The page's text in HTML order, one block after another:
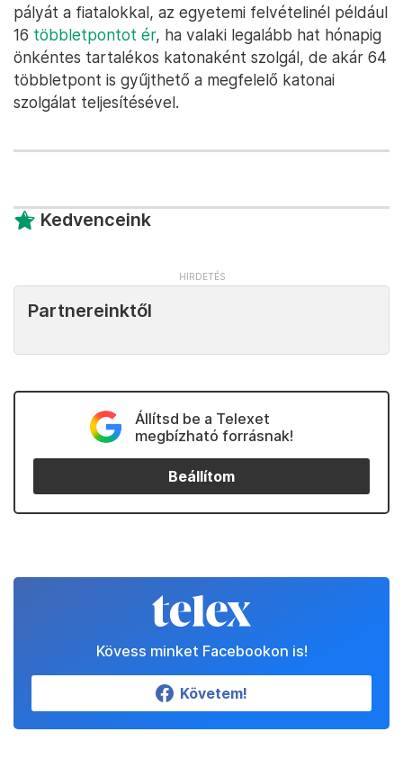
pályát a fiatalokkal, az egyetemi felvételinél például
16 többletpontot ér, ha valaki legalább hat hónapig
önkéntes tartalékos katonaként szolgál, de akár 64
többletpont is gyűjthető a megfelelő katonai
szolgálat teljesítésével.
Kedvenceink
Partnereinktől
Állítsd be a Telexet
megbízható forrásnak!
Beállítom
Kövess minket Facebookon is!
Követem!